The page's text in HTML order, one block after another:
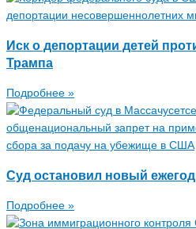
Иск о депортации детей
Трампа
Подробнее »
Суд остановил новый
Подробнее »